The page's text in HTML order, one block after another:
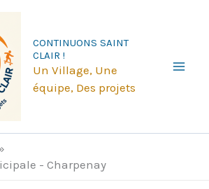
CONTINUONS SAINT
CLAIR !
Un Village, Une
équipe, Des projets
- Charpenay